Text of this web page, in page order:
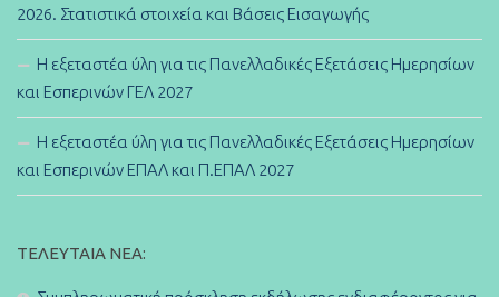
2026. Στατιστικά στοιχεία και Βάσεις Εισαγωγής
Η εξεταστέα ύλη για τις Πανελλαδικές Εξετάσεις Ημερησίων
και Εσπερινών ΓΕΛ 2027
Η εξεταστέα ύλη για τις Πανελλαδικές Εξετάσεις Ημερησίων
και Εσπερινών ΕΠΑΛ και Π.ΕΠΑΛ 2027
ΤΕΛΕΥΤΑΊΑ ΝΈΑ: